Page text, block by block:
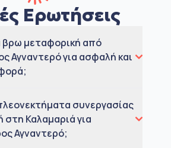
Ερωτήσεις
μεταφορική από
Αγναντερό για ασφαλή και
συνεργασίας
στη Καλαμαριά για
Αγναντερό;